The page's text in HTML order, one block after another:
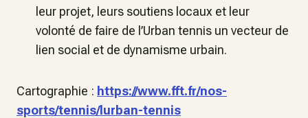
leur projet, leurs soutiens locaux et leur
volonté de faire de l’Urban tennis un vecteur de
lien social et de dynamisme urbain.
Cartographie : https://www.fft.fr/nos-
sports/tennis/lurban-tennis